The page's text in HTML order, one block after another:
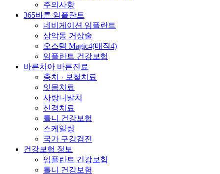
주의사항
365바른 임플란트
네비게이션 임플란트
상악동 거상술
오스템 Magic4(매직4)
임플란트 건강보험
바른치아 바른진료
충치 · 보철치료
잇몸치료
사랑니발치
신경치료
틀니 건강보험
스케일링
국가 구강검진
건강보험 정보
임플란트 건강보험
틀니 건강보험